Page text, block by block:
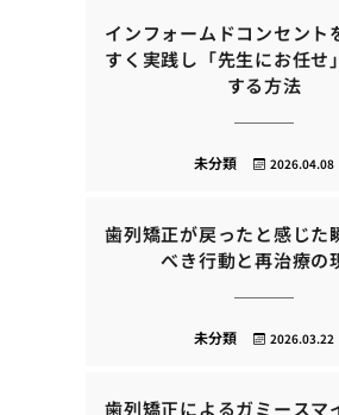
インフォームドコンセント
すく実践し「先生にお任せ
する方法
2026.04.08
未分類
歯列矯正が戻ったと感じた
べき行動と再治療の
2026.03.22
未分類
歯列矯正によるガミースマ